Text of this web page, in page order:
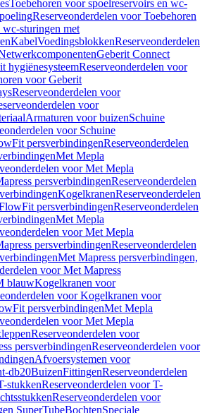
Toebehoren voor spoelreservoirs en wc-
Reserveonderdelen voor Toebehoren
wc-sturingen met
KabelVoedingsblokkenReserveonderdelen
Geberit Connect
hygiënesysteemReserveonderdelen voor
voor Geberit
Reserveonderdelen voor
voor
Armaturen voor buizenSchuine
voor Schuine
persverbindingenReserveonderdelen
Met Mepla
voor Met Mepla
persverbindingenReserveonderdelen
KogelkranenReserveonderdelen
persverbindingenReserveonderdelen
Met Mepla
voor Met Mepla
persverbindingenReserveonderdelen
Met Mapress persverbindingen,
voor Met Mapress
blauwKogelkranen voor
voor Kogelkranen voor
persverbindingenMet Mepla
voor Met Mepla
Reserveonderdelen voor
persverbindingenReserveonderdelen voor
Afvoersystemen voor
db20BuizenFittingenReserveonderdelen
stukkenReserveonderdelen voor T-
Reserveonderdelen voor
SuperTubeBochtenSpeciale